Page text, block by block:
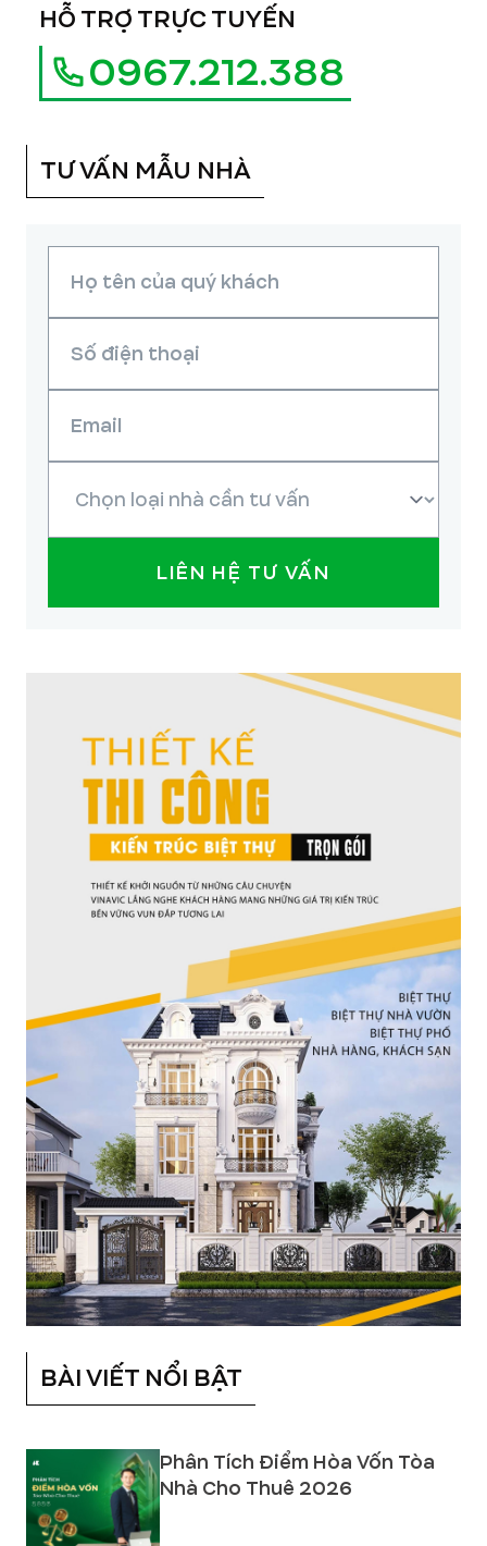
HỖ TRỢ TRỰC TUYẾN
0967.212.388
TƯ VẤN MẪU NHÀ
LIÊN HỆ TƯ VẤN
BÀI VIẾT NỔI BẬT
Phân Tích Điểm Hòa Vốn Tòa
Nhà Cho Thuê 2026